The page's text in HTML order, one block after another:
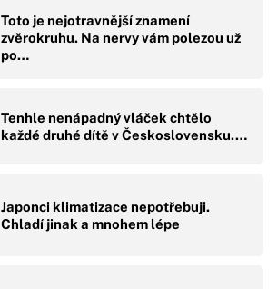
Toto je nejotravnější znamení
zvěrokruhu. Na nervy vám polezou už
po…
Tenhle nenápadný vláček chtělo
každé druhé dítě v Československu.…
Japonci klimatizace nepotřebuji.
Chladí jinak a mnohem lépe